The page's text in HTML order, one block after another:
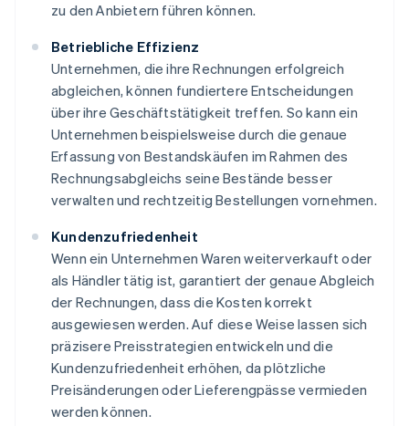
zu den Anbietern führen können.
Betriebliche Effizienz
Unternehmen, die ihre Rechnungen erfolgreich
abgleichen, können fundiertere Entscheidungen
über ihre Geschäftstätigkeit treffen. So kann ein
Unternehmen beispielsweise durch die genaue
Erfassung von Bestandskäufen im Rahmen des
Rechnungsabgleichs seine Bestände besser
verwalten und rechtzeitig Bestellungen vornehmen.
Kundenzufriedenheit
Wenn ein Unternehmen Waren weiterverkauft oder
als Händler tätig ist, garantiert der genaue Abgleich
der Rechnungen, dass die Kosten korrekt
ausgewiesen werden. Auf diese Weise lassen sich
präzisere Preisstrategien entwickeln und die
Kundenzufriedenheit erhöhen, da plötzliche
Preisänderungen oder Lieferengpässe vermieden
werden können.